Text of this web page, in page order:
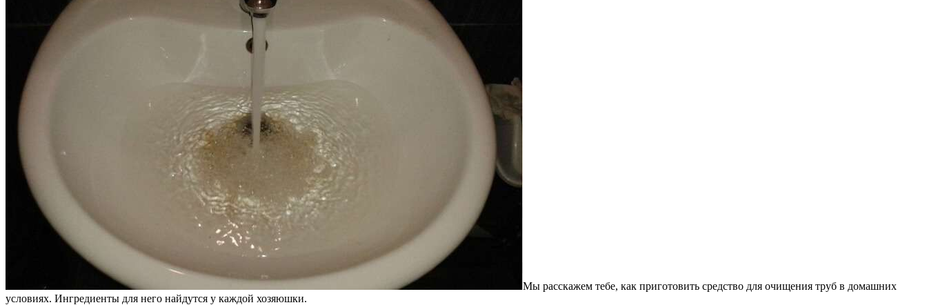
Мы расскажем тебе, как приготовить средство для очищения труб в домашних
условиях. Ингредиенты для него найдутся у каждой хозяюшки.